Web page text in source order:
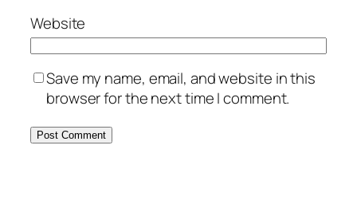
Website
Save my name, email, and website in this
browser for the next time I comment.